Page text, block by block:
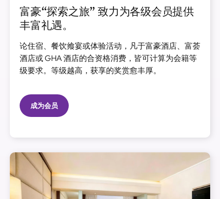
富豪“探索之旅” 致力为各级会员提供
丰富礼遇。
论住宿、餐饮飨宴或体验活动，凡于富豪酒店、富荟
酒店或 GHA 酒店的合资格消费，皆可计算为会籍等
级要求。等级越高，获享的奖赏愈丰厚。
成为会员